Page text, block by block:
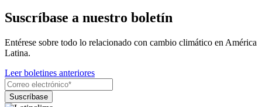
Suscríbase a nuestro boletín
Entérese sobre todo lo relacionado con cambio climático en América
Latina.
Leer boletines anteriores